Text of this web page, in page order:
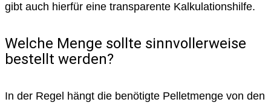
gibt auch hierfür eine transparente Kalkulationshilfe.
Welche Menge sollte sinnvollerweise
bestellt werden?
In der Regel hängt die benötigte Pelletmenge von den